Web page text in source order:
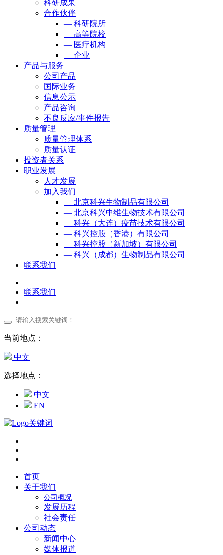
科研成果
合作伙伴
— 科研院所
— 高等院校
— 医疗机构
— 企业
产品与服务
公司产品
国际业务
信息公示
产品咨询
不良反应/事件报告
质量管理
质量管理体系
质量认证
投资者关系
职业发展
人才发展
加入我们
— 北京科兴生物制品有限公司
— 北京科兴中维生物技术有限公司
— 科兴（大连）疫苗技术有限公司
— 科兴控股（香港）有限公司
— 科兴控股（新加坡）有限公司
— 科兴（成都）生物制品有限公司
联系我们
联系我们
当前地点：
中文
选择地点：
中文
EN
首页
关于我们
公司概况
发展历程
社会责任
公司动态
新闻中心
媒体报道